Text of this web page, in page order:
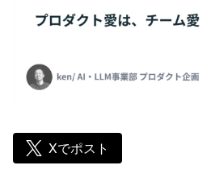
Xでポスト